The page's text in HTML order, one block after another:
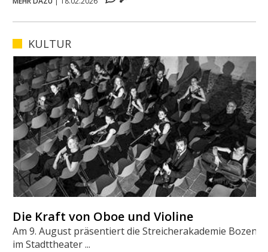
KULTUR
Die Kraft von Oboe und Violine
Am 9. August präsentiert die Streicherakademie Bozen
im Stadttheater ...